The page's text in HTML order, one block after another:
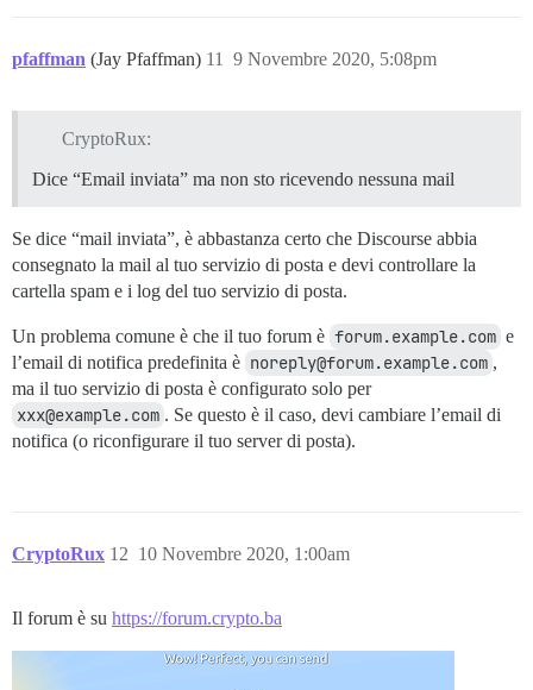
pfaffman (Jay Pfaffman) 9 Novembre 2020, 5:08pm
11
CryptoRux:
Dice “Email inviata” ma non sto ricevendo nessuna mail
Se dice “mail inviata”, è abbastanza certo che Discourse abbia
consegnato la mail al tuo servizio di posta e devi controllare la
cartella spam e i log del tuo servizio di posta.
Un problema comune è che il tuo forum è forum.example.com e
l’email di notifica predefinita è noreply@forum.example.com ,
ma il tuo servizio di posta è configurato solo per
xxx@example.com . Se questo è il caso, devi cambiare l’email di
notifica (o riconfigurare il tuo server di posta).
CryptoRux 10 Novembre 2020, 1:00am
12
Il forum è su https://forum.crypto.ba